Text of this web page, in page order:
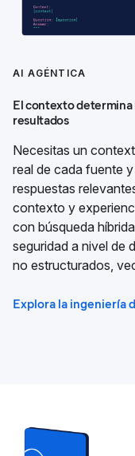
AI AGÉNTICA
El contexto determina
resultados
Necesitas un
real de cada fuente
respuestas
contexto y
con búsqueda
seguridad a nivel de
no estructurados,
Explora la ingeniería